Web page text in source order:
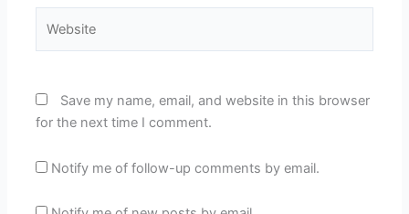
Save my name, email, and website in this browser
for the next time I comment.
Notify me of follow-up comments by email.